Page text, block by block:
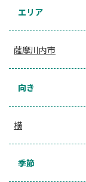
エリア
薩摩川内市
向き
横
季節